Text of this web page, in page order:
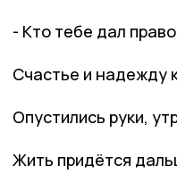
- Кто тебе дал
Счастье и надежду
Опустились руки,
Жить придётся